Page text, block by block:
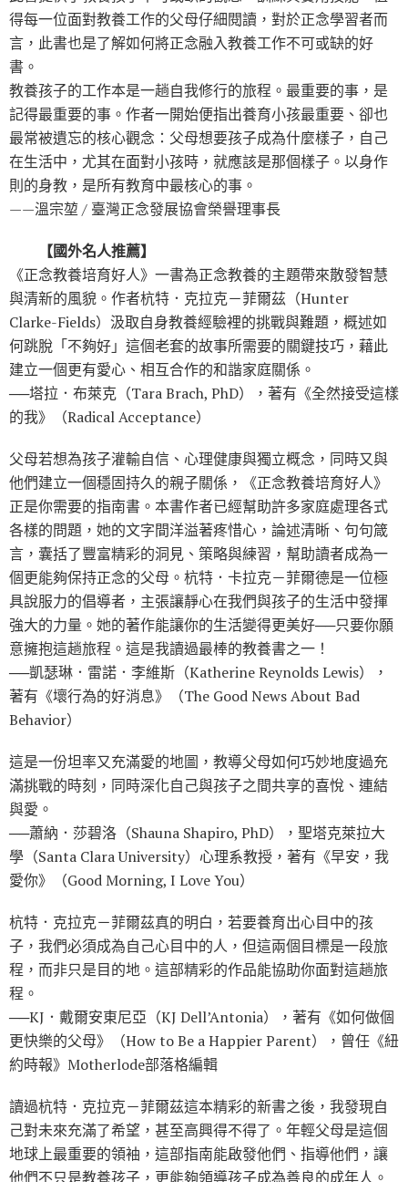
得每一位面對教養工作的父母仔細閱讀，對於正念學習者而
言，此書也是了解如何將正念融入教養工作不可或缺的好
書。
教養孩子的工作本是一趟自我修行的旅程。最重要的事，是
記得最重要的事。作者一開始便指出養育小孩最重要、卻也
最常被遺忘的核心觀念：父母想要孩子成為什麼樣子，自己
在生活中，尤其在面對小孩時，就應該是那個樣子。以身作
則的身教，是所有教育中最核心的事。
——溫宗堃 / 臺灣正念發展協會榮譽理事長
【國外名人推薦】
《正念教養培育好人》一書為正念教養的主題帶來散發智慧
與清新的風貌。作者杭特．克拉克－菲爾茲（Hunter
Clarke-Fields）汲取自身教養經驗裡的挑戰與難題，概述如
何跳脫「不夠好」這個老套的故事所需要的關鍵技巧，藉此
建立一個更有愛心、相互合作的和諧家庭關係。
──塔拉．布萊克（Tara Brach, PhD），著有《全然接受這樣
的我》（Radical Acceptance）
父母若想為孩子灌輸自信、心理健康與獨立概念，同時又與
他們建立一個穩固持久的親子關係，《正念教養培育好人》
正是你需要的指南書。本書作者已經幫助許多家庭處理各式
各樣的問題，她的文字間洋溢著疼惜心，論述清晰、句句箴
言，囊括了豐富精彩的洞見、策略與練習，幫助讀者成為一
個更能夠保持正念的父母。杭特．卡拉克－菲爾德是一位極
具說服力的倡導者，主張讓靜心在我們與孩子的生活中發揮
強大的力量。她的著作能讓你的生活變得更美好──只要你願
意擁抱這趟旅程。這是我讀過最棒的教養書之一！
──凱瑟琳．雷諾．李維斯（Katherine Reynolds Lewis），
著有《壞行為的好消息》（The Good News About Bad
Behavior）
這是一份坦率又充滿愛的地圖，教導父母如何巧妙地度過充
滿挑戰的時刻，同時深化自己與孩子之間共享的喜悅、連結
與愛。
──蕭納．莎碧洛（Shauna Shapiro, PhD），聖塔克萊拉大
學（Santa Clara University）心理系教授，著有《早安，我
愛你》（Good Morning, I Love You）
杭特．克拉克－菲爾茲真的明白，若要養育出心目中的孩
子，我們必須成為自己心目中的人，但這兩個目標是一段旅
程，而非只是目的地。這部精彩的作品能協助你面對這趟旅
程。
──KJ．戴爾安東尼亞（KJ Dell’Antonia），著有《如何做個
更快樂的父母》（How to Be a Happier Parent），曾任《紐
約時報》Motherlode部落格編輯
讀過杭特．克拉克－菲爾茲這本精彩的新書之後，我發現自
己對未來充滿了希望，甚至高興得不得了。年輕父母是這個
地球上最重要的領袖，這部指南能啟發他們、指導他們，讓
他們不只是教養孩子，更能夠領導孩子成為善良的成年人。